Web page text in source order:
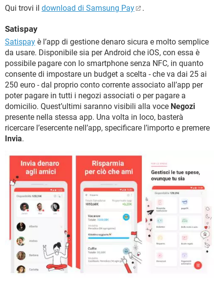
Qui trovi il download di Samsung Pay .
Satispay
Satispay è l’app di gestione denaro sicura e molto semplice
da usare. Disponibile sia per Android che iOS, con essa è
possibile pagare con lo smartphone senza NFC, in quanto
consente di impostare un budget a scelta - che va dai 25 ai
250 euro - dal proprio conto corrente associato all’app per
poter pagare in tutti i negozi associati o per pagare a
domicilio. Quest’ultimi saranno visibili alla voce Negozi
presente nella stessa app. Una volta in loco, basterà
ricercare l’esercente nell’app, specificare l’importo e premere
Invia.